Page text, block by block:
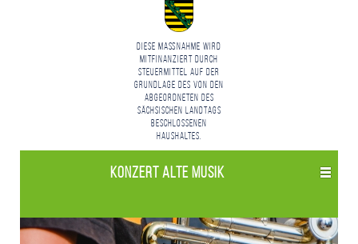
Diese Maßnahme wird
mitfinanziert durch
Steuermittel auf der
Grundlage des von den
Abgeordneten des
Sächsischen Landtags
beschlossenen
Haushaltes.
Konzert Alte Musik